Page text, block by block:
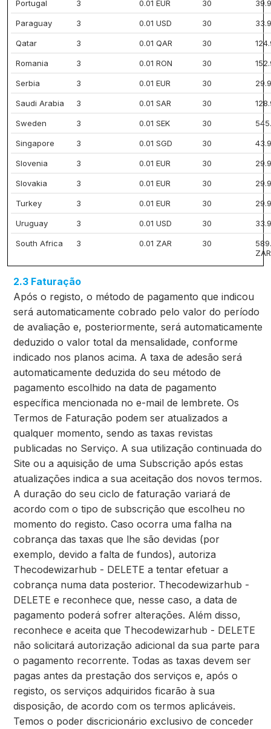
Portugal 3 0.01 EUR 30
Paraguay 3 0.01 USD 30
Qatar 3 0.01 QAR 30
Romania 3 0.01 RON 30
Serbia 3 0.01 EUR 30
Saudi Arabia 3 0.01 SAR 30
Sweden 3 0.01 SEK 30
Singapore 3 0.01 SGD 30
Slovenia 3 0.01 EUR 30
Slovakia 3 0.01 EUR 30
Turkey 3 0.01 EUR 30
Uruguay 3 0.01 USD 30
South Africa 3 0.01 ZAR 30
ZAR
2.3 Faturação
Após o registo, o método de pagamento que indicou
será automaticamente cobrado pelo valor do período
de avaliação e, posteriormente, será automaticamente
deduzido o valor total da mensalidade, conforme
indicado nos planos acima. A taxa de adesão será
automaticamente deduzida do seu método de
pagamento escolhido na data de pagamento
específica mencionada no e-mail de lembrete. Os
Termos de Faturação podem ser atualizados a
qualquer momento, sendo as taxas revistas
publicadas no Serviço. A sua utilização continuada do
Site ou a aquisição de uma Subscrição após estas
atualizações indica a sua aceitação dos novos termos.
A duração do seu ciclo de faturação variará de
acordo com o tipo de subscrição que escolheu no
momento do registo. Caso ocorra uma falha na
cobrança das taxas que lhe são devidas (por
exemplo, devido a falta de fundos), autoriza
Thecodewizarhub - DELETE a tentar efetuar a
cobrança numa data posterior. Thecodewizarhub -
DELETE e reconhece que, nesse caso, a data de
pagamento poderá sofrer alterações. Além disso,
reconhece e aceita que Thecodewizarhub - DELETE
não solicitará autorização adicional da sua parte para
o pagamento recorrente. Todas as taxas devem ser
pagas antes da prestação dos serviços e, após o
registo, os serviços adquiridos ficarão à sua
disposição, de acordo com os termos aplicáveis.
Temos o poder discricionário exclusivo de conceder